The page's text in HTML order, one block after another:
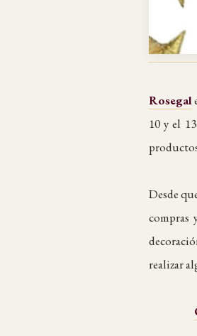
Rosegal
10 y el
Desde
compras
realizar